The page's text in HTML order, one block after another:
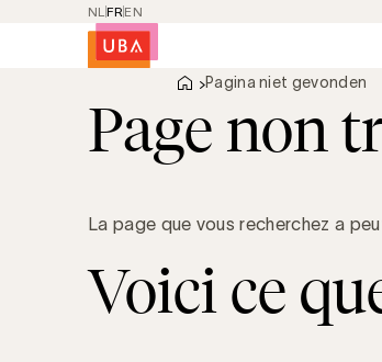
EN
FR
NL
Pagina niet gevonden
Page non
La page que vous recherchez a
Voici ce